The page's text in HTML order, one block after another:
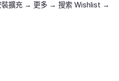
擴充 → 更多 → 搜索 Wishlist →